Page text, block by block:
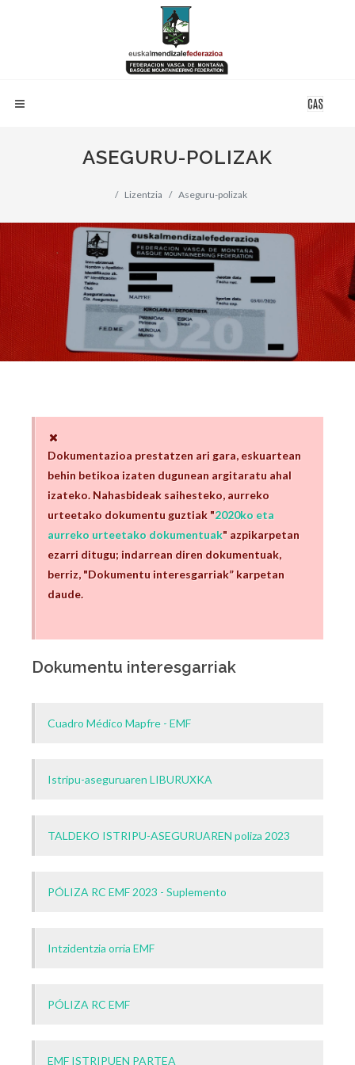
ASEGURU-POLIZAK
Lizentzia Aseguru-polizak
Dokumentazioa prestatzen ari gara, eskuartean
behin betikoa izaten dugunean argitaratu ahal
izateko. Nahasbideak saihesteko, aurreko
urteetako dokumentu guztiak "2020ko eta
aurreko urteetako dokumentuak" azpikarpetan
ezarri ditugu; indarrean diren dokumentuak,
berriz, "Dokumentu interesgarriak” karpetan
daude.
Dokumentu interesgarriak
Cuadro Médico Mapfre - EMF
Istripu-aseguruaren LIBURUXKA
TALDEKO ISTRIPU-ASEGURUAREN poliza 2023
PÓLIZA RC EMF 2023 - Suplemento
Intzidentzia orria EMF
PÓLIZA RC EMF
EMF ISTRIPUEN PARTEA